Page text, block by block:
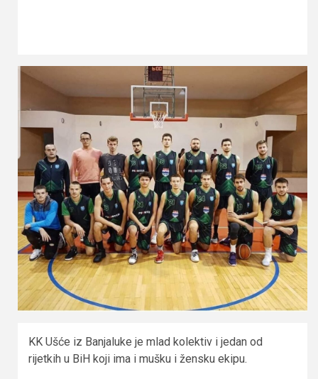
KK Ušće iz Banjaluke je mlad kolektiv i jedan od
rijetkih u BiH koji ima i mušku i žensku ekipu.